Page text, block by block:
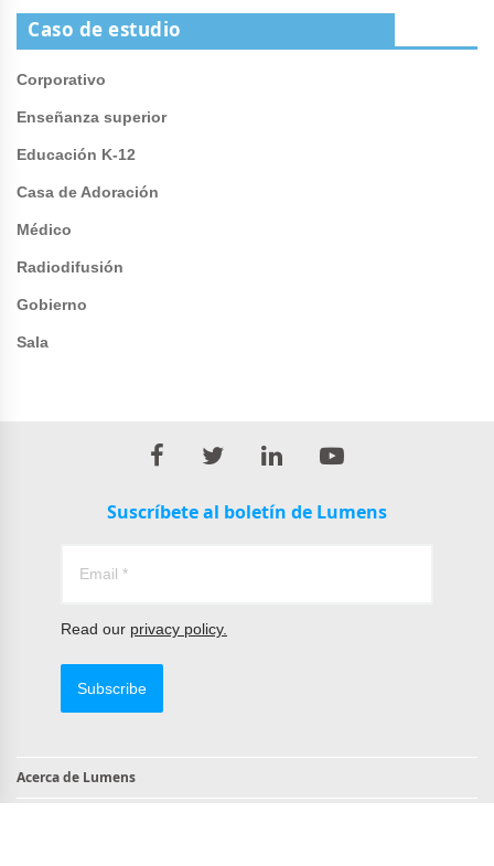
Caso de estudio
Corporativo
Enseñanza superior
Educación K-12
Casa de Adoración
Médico
Radiodifusión
Gobierno
Sala
Suscríbete al boletín de Lumens
Read our privacy policy.
Subscribe
Acerca de Lumens